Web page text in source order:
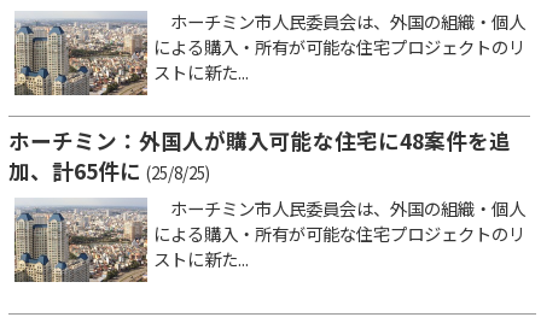
ホーチミン市人民委員会は、外国の組織・個人
による購入・所有が可能な住宅プロジェクトのリ
ストに新た...
ホーチミン：外国人が購入可能な住宅に48案件を追
加、計65件に (25/8/25)
ホーチミン市人民委員会は、外国の組織・個人
による購入・所有が可能な住宅プロジェクトのリ
ストに新た...